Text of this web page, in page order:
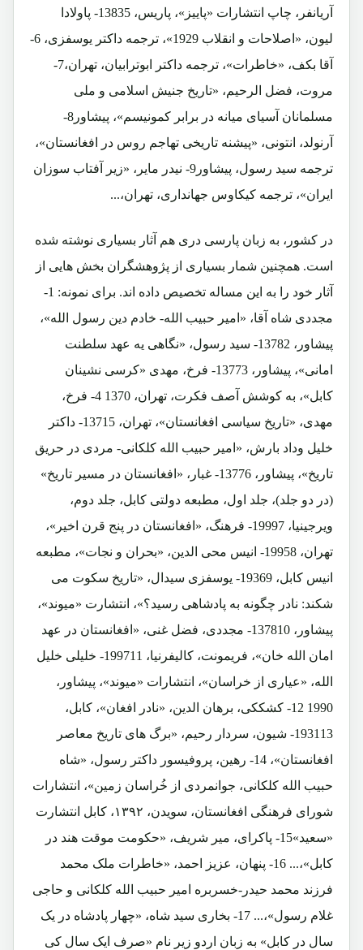
آریانفر، چاپ انتشارات «پاییز»، پاریس، 13835- پاولادا
لیون، «اصلاحات و انقلاب 1929»، ترجمه داکتر یوسفزی، 6-
آقا بکف، «خاطرات»، ترجمه داکتر ابوترابیان، تهران،7-
مروت، فضل الرحیم، «تاریخ جنیش اسلامی و ملی
مسلمانان آسیای میانه در برابر کمونیسم»، پیشاور8-
آرنولد، انتونی، «پیشنه تاریخی تهاجم روس در افغانستان»،
ترجمه سید رسول، پیشاور9- نیدر مایر، «زیر آفتاب سوزان
ایران»، ترجمه کیکاوس جهانداری، تهران،...
در کشور، به زبان پارسی دری هم آثار بسیاری نوشته شده
است. همچنین شمار بسیاری از پژوهشگران بخش هایی از
آثار خود را به این مساله تخصیص داده اند. برای نمونه: 1-
مجددی شاه آقا، «امیر حبیب الله- خادم دین رسول الله»،
پیشاور، 13782- سید رسول، «نگاهی یه عهد سلطنت
امانی»، پیشاور، 13773- فرخ، مهدی «کرسی نشینان
کابل»، به کوشش آصف فکرت، تهران، 1370 4- فرخ،
مهدی، «تاریخ سیاسی افغانستان»، تهران، 13715- داکتر
خلیل وداد بارش، «امیر حبیب الله کلکانی- مردی در حریق
تاریخ»، پیشاور، 13776- غبار، «افغانستان در مسیر تاریخ»
(در دو جلد)، جلد اول، مطبعه دولتی کابل، جلد دوم،
ویرجینیا، 19997- فرهنگ، «افغانستان در پنج قرن اخیر»،
تهران، 19958- انیس محی الدین، «بحران و نجات»، مطبعه
انیس کابل، 19369- یوسفزی سیدال، «تاریخ سکوت می
شکند: نادر چگونه به پادشاهی رسید؟»، انتشارت «میوند»،
پیشاور، 137810- مجددی، فضل غنی، «افغانستان در عهد
امان الله خان»، فریمونت، کالیفرنیا، 199711- خلیلی خلیل
الله، «عیاری از خراسان»، انتشارات «میوند»، پیشاور،
1990 12- کشککی، برهان الدین، «نادر افغان»، کابل،
193113- شیون، سردار رحیم، «برگ های تاریخ معاصر
افغانستان»، 14- رهین، پروفیسور داکتر رسول، «شاه
حبیب الله کلکانی، جوانمردی از خُراسان زمین»، انتشارات
شورای فرهنگی افغانستان، سویدن، ۱۳۹۲، کابل انتشارت
«سعید»15- پاکرای، میر شریف، «حکومت موقت هند در
کابل»،... 16- پنهان، عزیز احمد، «خاطرات ملک محمد
فرزند محمد حیدر-خسربره امیر حبیب الله کلکانی و حاجی
غلام رسول»،... 17- بخاری سید شاه، «چهار پادشاه در یک
سال در کابل» به زبان اردو زیر نام «صرف ایک سال کی